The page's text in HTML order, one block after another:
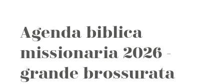
Agenda biblica
missionaria 2026 -
grande brossurata